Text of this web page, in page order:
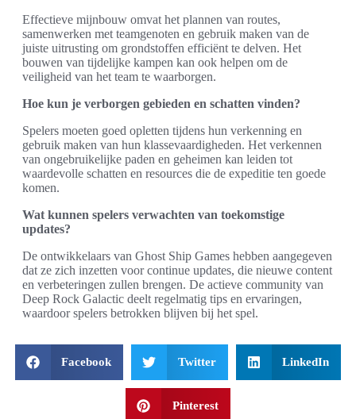
Effectieve mijnbouw omvat het plannen van routes,
samenwerken met teamgenoten en gebruik maken van de
juiste uitrusting om grondstoffen efficiënt te delven. Het
bouwen van tijdelijke kampen kan ook helpen om de
veiligheid van het team te waarborgen.
Hoe kun je verborgen gebieden en schatten vinden?
Spelers moeten goed opletten tijdens hun verkenning en
gebruik maken van hun klassevaardigheden. Het verkennen
van ongebruikelijke paden en geheimen kan leiden tot
waardevolle schatten en resources die de expeditie ten goede
komen.
Wat kunnen spelers verwachten van toekomstige
updates?
De ontwikkelaars van Ghost Ship Games hebben aangegeven
dat ze zich inzetten voor continue updates, die nieuwe content
en verbeteringen zullen brengen. De actieve community van
Deep Rock Galactic deelt regelmatig tips en ervaringen,
waardoor spelers betrokken blijven bij het spel.
Facebook Twitter LinkedIn
Pinterest